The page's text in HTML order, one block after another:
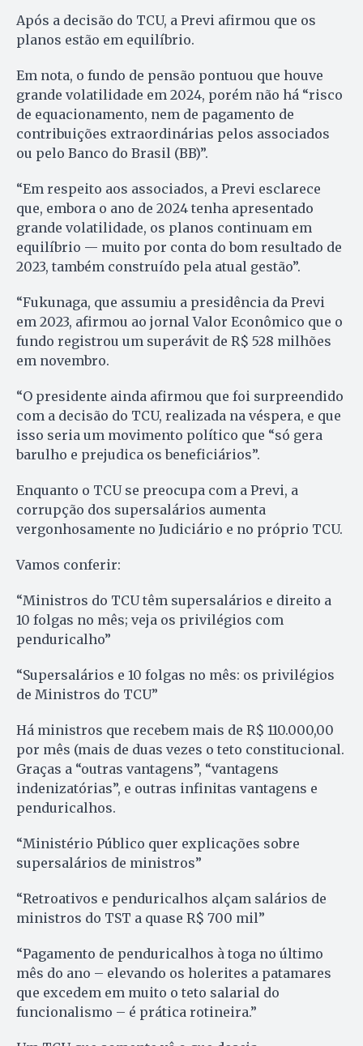
Após a decisão do TCU, a Previ afirmou que os
planos estão em equilíbrio.
Em nota, o fundo de pensão pontuou que houve
grande volatilidade em 2024, porém não há “risco
de equacionamento, nem de pagamento de
contribuições extraordinárias pelos associados
ou pelo Banco do Brasil (BB)”.
“Em respeito aos associados, a Previ esclarece
que, embora o ano de 2024 tenha apresentado
grande volatilidade, os planos continuam em
equilíbrio — muito por conta do bom resultado de
2023, também construído pela atual gestão”.
“Fukunaga, que assumiu a presidência da Previ
em 2023, afirmou ao jornal Valor Econômico que o
fundo registrou um superávit de R$ 528 milhões
em novembro.
“O presidente ainda afirmou que foi surpreendido
com a decisão do TCU, realizada na véspera, e que
isso seria um movimento político que “só gera
barulho e prejudica os beneficiários”.
Enquanto o TCU se preocupa com a Previ, a
corrupção dos supersalários aumenta
vergonhosamente no Judiciário e no próprio TCU.
Vamos conferir:
“Ministros do TCU têm supersalários e direito a
10 folgas no mês; veja os privilégios com
penduricalho”
“Supersalários e 10 folgas no mês: os privilégios
de Ministros do TCU”
Há ministros que recebem mais de R$ 110.000,00
por mês (mais de duas vezes o teto constitucional.
Graças a “outras vantagens”, “vantagens
indenizatórias”, e outras infinitas vantagens e
penduricalhos.
“Ministério Público quer explicações sobre
supersalários de ministros”
“Retroativos e penduricalhos alçam salários de
ministros do TST a quase R$ 700 mil”
“Pagamento de penduricalhos à toga no último
mês do ano – elevando os holerites a patamares
que excedem em muito o teto salarial do
funcionalismo – é prática rotineira.”